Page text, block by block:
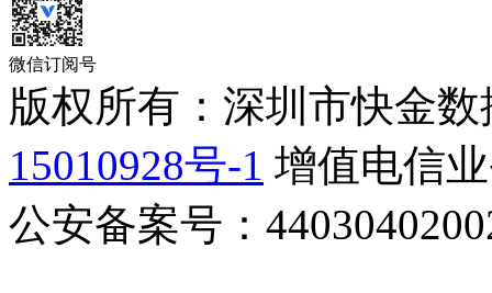
微信订阅号
版权所有：深圳市快金
15010928号-1 增值电信
公安备案号：